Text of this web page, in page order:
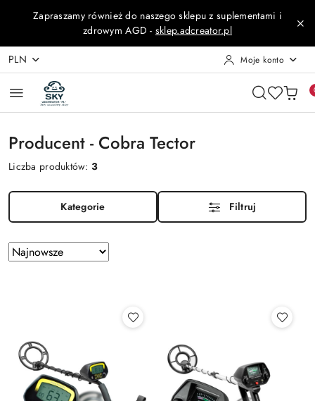
Przejdź do treści głównej
Przejdź do wyszukiwarki
Przejdź do moje konto
Przejdź do menu głównego
Przejdź do stopki
Zapraszamy również do naszego sklepu z suplementami i
zdrowym AGD - sklep.adcreator.pl
PLN Moje konto
Producent - Cobra Tector
Liczba produktów:3
Kategorie Filtruj
Zastosowano
sortowanie:
Sortuj
według